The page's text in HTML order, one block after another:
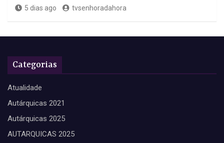
5 dias ago tvsenhoradahora
Categorias
Atualidade
Autárquicas 2021
Autárquicas 2025
AUTARQUICAS 2025